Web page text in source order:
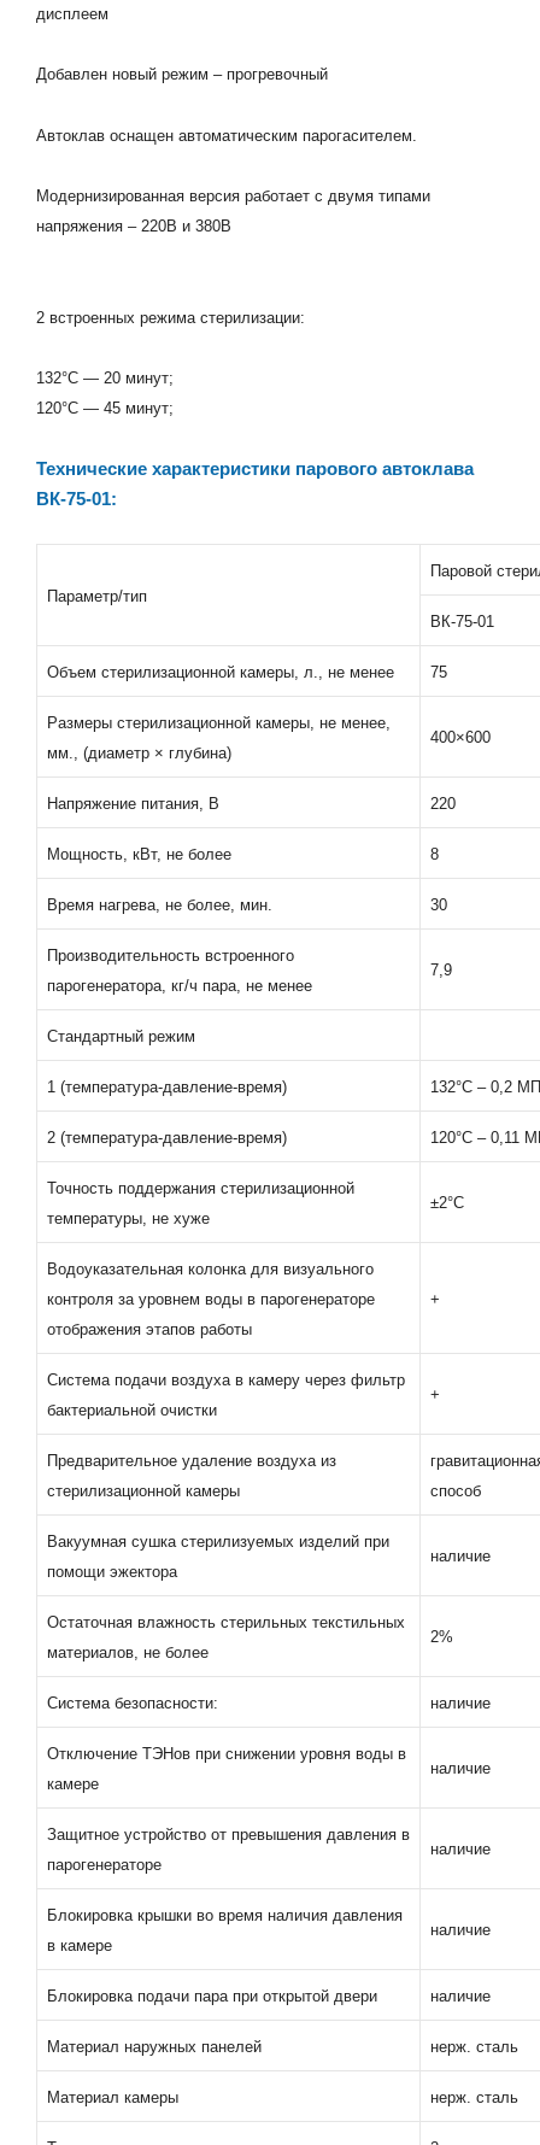
дисплеем
Добавлен новый режим – прогревочный
Автоклав оснащен автоматическим парогасителем.
Модернизированная версия работает с двумя типами
напряжения – 220В и 380В
2 встроенных режима стерилизации:
132°С — 20 минут;
120°С — 45 минут;
Технические характеристики парового автоклава
ВК-75-01:
Параметр/тип
Паровой
ВК-75-01
Объем стерилизационной камеры, л., не менее 75
Размеры стерилизационной камеры, не менее,
мм., (диаметр × глубина)
400×600
Напряжение питания, В 220
Мощность, кВт, не более 8
Время нагрева, не более, мин. 30
Производительность встроенного
парогенератора, кг/ч пара, не менее
7,9
Стандартный режим
1 (температура-давление-время) 132°С – 0,2
2 (температура-давление-время) 120°С – 0,11
Точность поддержания стерилизационной
температуры, не хуже
±2°C
Водоуказательная колонка для визуального
контроля за уровнем воды в парогенераторе
отображения этапов работы
+
Система подачи воздуха в камеру через фильтр
бактериальной очистки
+
Предварительное удаление воздуха из
стерилизационной камеры
способ
Вакуумная сушка стерилизуемых изделий при
помощи эжектора
наличие
Остаточная влажность стерильных текстильных
материалов, не более
2%
Система безопасности: наличие
Отключение ТЭНов при снижении уровня воды в
камере
наличие
Защитное устройство от превышения давления в
парогенераторе
наличие
Блокировка крышки во время наличия давления
в камере
наличие
Блокировка подачи пара при открытой двери наличие
Материал наружных панелей нерж. сталь
Материал камеры нерж. сталь